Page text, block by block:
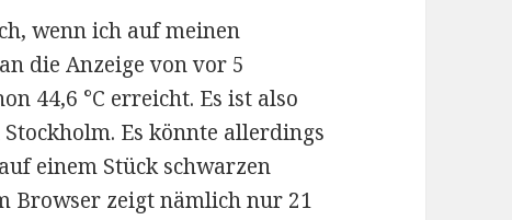
wenn ich auf meinen
die Anzeige von vor 5
44,6 °C erreicht. Es ist also
Es könnte allerdings
einem Stück schwarzen
Browser zeigt nämlich nur 21